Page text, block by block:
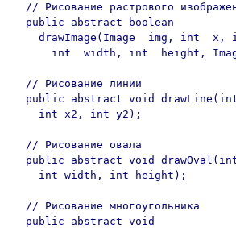
// Рисование растрового
  public abstract boolean
drawImage(Image  img, int  x,
int  width, int  height,
  // Рисование линии
public abstract void
    int x2, int y2);
  // Рисование овала
public abstract void
    int width, int height);
  // Рисование многоугольника
  public abstract void